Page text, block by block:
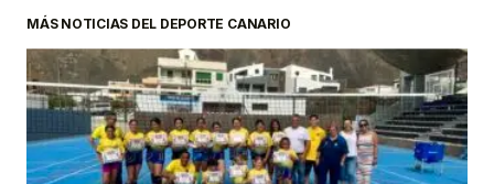
MÁS NOTICIAS DEL DEPORTE CANARIO